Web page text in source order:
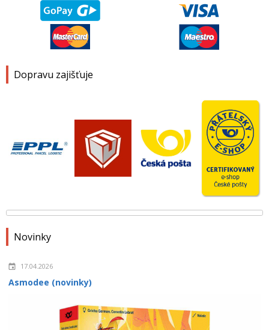
Dopravu zajišťuje
Novinky
17.04.2026
Asmodee (novinky)